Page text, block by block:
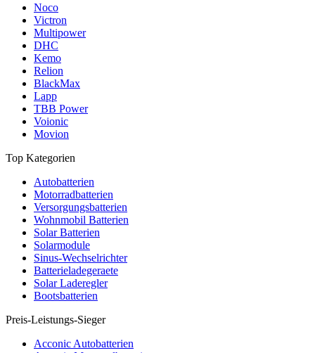
Noco
Victron
Multipower
DHC
Kemo
Relion
BlackMax
Lapp
TBB Power
Voionic
Movion
Top Kategorien
Autobatterien
Motorradbatterien
Versorgungsbatterien
Wohnmobil Batterien
Solar Batterien
Solarmodule
Sinus-Wechselrichter
Batterieladegeraete
Solar Laderegler
Bootsbatterien
Preis-Leistungs-Sieger
Acconic Autobatterien